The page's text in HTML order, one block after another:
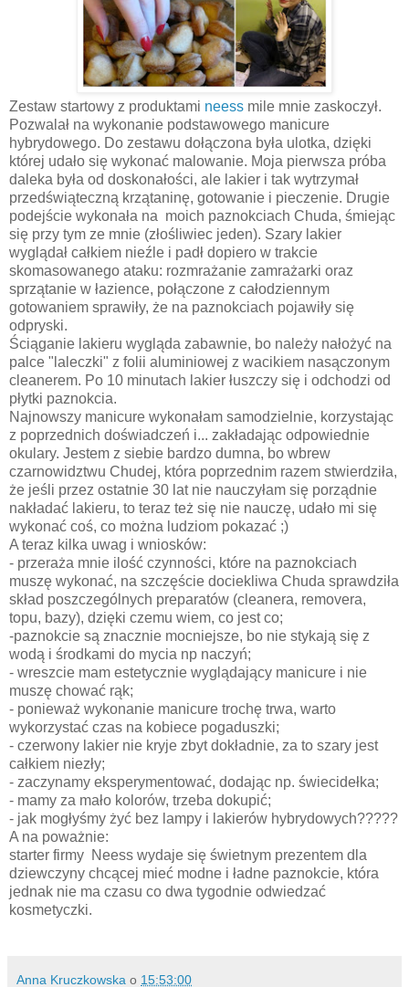
Zestaw startowy z produktami neess mile mnie zaskoczył.
Pozwalał na wykonanie podstawowego manicure
hybrydowego. Do zestawu dołączona była ulotka, dzięki
której udało się wykonać malowanie. Moja pierwsza próba
daleka była od doskonałości, ale lakier i tak wytrzymał
przedświąteczną krzątaninę, gotowanie i pieczenie. Drugie
podejście wykonała na moich paznokciach Chuda, śmiejąc
się przy tym ze mnie (złośliwiec jeden). Szary lakier
wyglądał całkiem nieźle i padł dopiero w trakcie
skomasowanego ataku: rozmrażanie zamrażarki oraz
sprzątanie w łazience, połączone z całodziennym
gotowaniem sprawiły, że na paznokciach pojawiły się
odpryski.
Ściąganie lakieru wygląda zabawnie, bo należy nałożyć na
palce "laleczki" z folii aluminiowej z wacikiem nasączonym
cleanerem. Po 10 minutach lakier łuszczy się i odchodzi od
płytki paznokcia.
Najnowszy manicure wykonałam samodzielnie, korzystając
z poprzednich doświadczeń i... zakładając odpowiednie
okulary. Jestem z siebie bardzo dumna, bo wbrew
czarnowidztwu Chudej, która poprzednim razem stwierdziła,
że jeśli przez ostatnie 30 lat nie nauczyłam się porządnie
nakładać lakieru, to teraz też się nie nauczę, udało mi się
wykonać coś, co można ludziom pokazać ;)
A teraz kilka uwag i wniosków:
- przeraża mnie ilość czynności, które na paznokciach
muszę wykonać, na szczęście dociekliwa Chuda sprawdziła
skład poszczególnych preparatów (cleanera, removera,
topu, bazy), dzięki czemu wiem, co jest co;
-paznokcie są znacznie mocniejsze, bo nie stykają się z
wodą i środkami do mycia np naczyń;
- wreszcie mam estetycznie wyglądający manicure i nie
muszę chować rąk;
- ponieważ wykonanie manicure trochę trwa, warto
wykorzystać czas na kobiece pogaduszki;
- czerwony lakier nie kryje zbyt dokładnie, za to szary jest
całkiem niezły;
- zaczynamy eksperymentować, dodając np. świecidełka;
- mamy za mało kolorów, trzeba dokupić;
- jak mogłyśmy żyć bez lampy i lakierów hybrydowych?????
A na poważnie:
starter firmy Neess wydaje się świetnym prezentem dla
dziewczyny chcącej mieć modne i ładne paznokcie, która
jednak nie ma czasu co dwa tygodnie odwiedzać
kosmetyczki.
Anna Kruczkowska o 15:53:00